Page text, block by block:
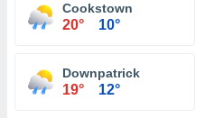
Cookstown
20° 10°
Downpatrick
19° 12°